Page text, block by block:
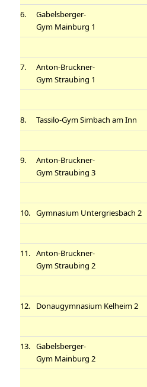
6.
Gabelsberger-
Gym Mainburg 1
7.
Anton-Bruckner-
Gym Straubing 1
8.
Tassilo-Gym Simbach am Inn
9.
Anton-Bruckner-
Gym Straubing 3
10. Gymnasium Untergriesbach 2
11. Anton-Bruckner-
Gym Straubing 2
12.
Donaugymnasium Kelheim 2
13. Gabelsberger-
Gym Mainburg 2